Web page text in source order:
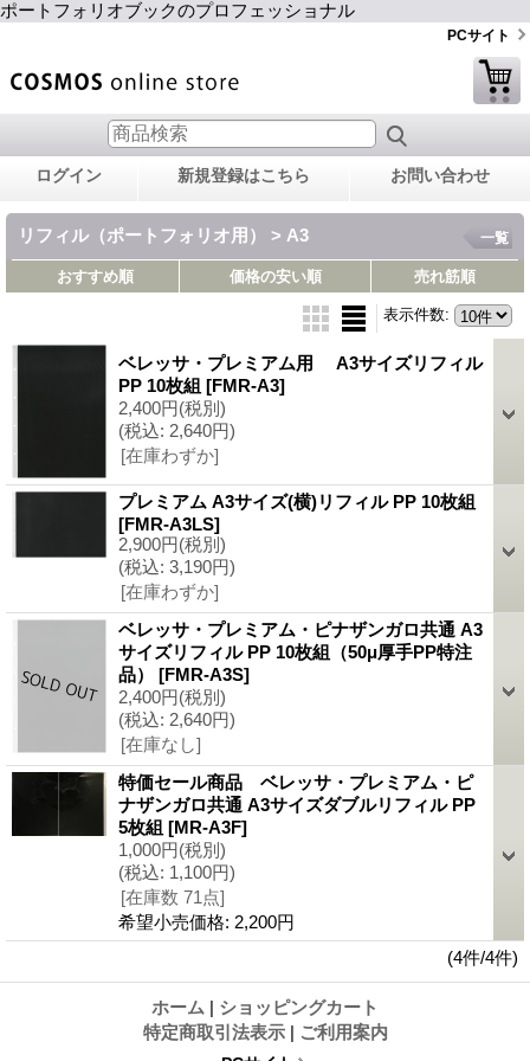
ポートフォリオブックのプロフェッショナル
PCサイト
ログイン 新規登録はこちら お問い合わせ
リフィル（ポートフォリオ用） > A3 一覧
おすすめ順 価格の安い順 売れ筋順
表示件数:
ベレッサ・プレミアム用 A3サイズリフィル
PP 10枚組 [FMR-A3]
2,400円(税別)
(税込: 2,640円)
[在庫わずか]
プレミアム A3サイズ(横)リフィル PP 10枚組
[FMR-A3LS]
2,900円(税別)
(税込: 3,190円)
[在庫わずか]
ベレッサ・プレミアム・ピナザンガロ共通 A3
サイズリフィル PP 10枚組（50μ厚手PP特注
品） [FMR-A3S]
2,400円(税別)
(税込: 2,640円)
[在庫なし]
特価セール商品 ベレッサ・プレミアム・ピ
ナザンガロ共通 A3サイズダブルリフィル PP
5枚組 [MR-A3F]
1,000円(税別)
(税込: 1,100円)
[在庫数 71点]
希望小売価格: 2,200円
(4件/4件)
ホーム | ショッピングカート
特定商取引法表示 | ご利用案内